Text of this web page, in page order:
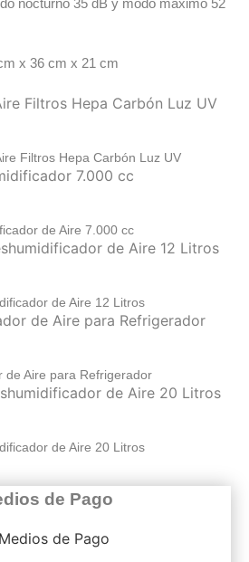
nocturno 35 dB y modo máximo 52
x 36 cm x 21 cm
Filtros Hepa Carbón Luz UV
de Aire 7.000 cc
de Aire 12 Litros
de Aire para Refrigerador
de Aire 20 Litros
de Pago